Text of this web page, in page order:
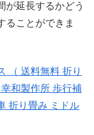
が延長するかどう
ることができま
送料無料 折り
和製作所 歩行補
折り畳み ミドル